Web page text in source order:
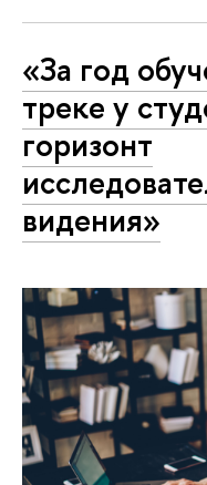
«За год
треке у
горизонт
видения»